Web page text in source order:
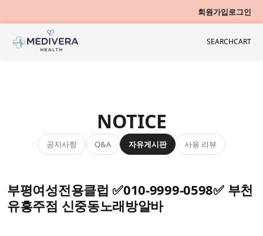
회원가입로그인
SEARCHCART
NOTICE
공지사항 Q&A 자유게시판 사용 리뷰
부평여성전용클럽 ✅010-9999-0598✅ 부천
유흥주점 신중동노래방알바